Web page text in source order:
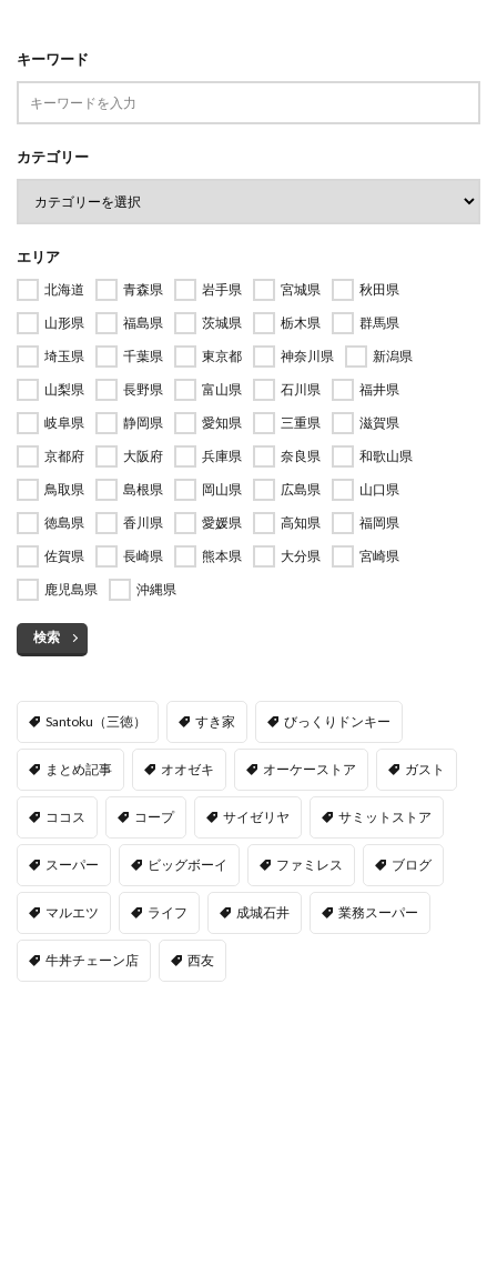
キーワード
カテゴリー
エリア
北海道 青森県 岩手県 宮城県
秋田県
山形県
福島県 茨城県 栃木県
群馬県
埼玉県
千葉県 東京都 神奈川県
新潟県
山梨県
長野県 富山県 石川県
福井県
岐阜県
静岡県 愛知県 三重県
滋賀県
京都府
大阪府 兵庫県 奈良県
和歌山県
鳥取県
島根県 岡山県 広島県
山口県
徳島県
香川県 愛媛県 高知県
福岡県
佐賀県
長崎県 熊本県 大分県
宮崎県
鹿児島県
沖縄県
検索
Santoku（三徳） すき家 びっくりドンキー
まとめ記事 オオゼキ オーケーストア ガスト
ココス コープ サイゼリヤ サミットストア
スーパー ビッグボーイ ファミレス ブログ
マルエツ ライフ 成城石井 業務スーパー
牛丼チェーン店 西友